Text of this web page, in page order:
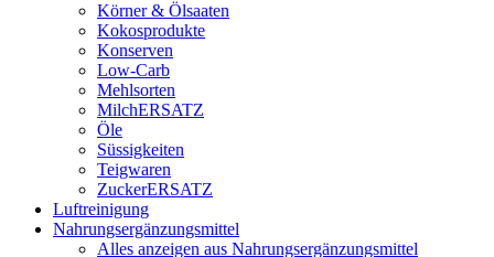
Körner & Ölsaaten
Kokosprodukte
Konserven
Low-Carb
Mehlsorten
MilchERSATZ
Öle
Süssigkeiten
Teigwaren
ZuckerERSATZ
Luftreinigung
Nahrungsergänzungsmittel
Alles anzeigen aus Nahrungsergänzungsmittel